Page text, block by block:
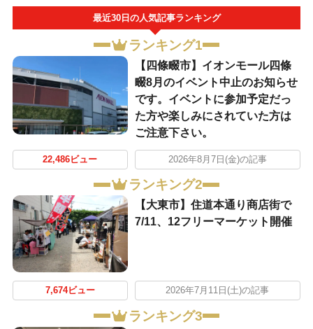
最近30日の人気記事ランキング
ランキング1
【四條畷市】イオンモール四條
畷8月のイベント中止のお知らせ
です。イベントに参加予定だっ
た方や楽しみにされていた方は
ご注意下さい。
22,486ビュー 2026年8月7日(金)の記事
ランキング2
【大東市】住道本通り商店街で
7/11、12フリーマーケット開催
7,674ビュー 2026年7月11日(土)の記事
ランキング3